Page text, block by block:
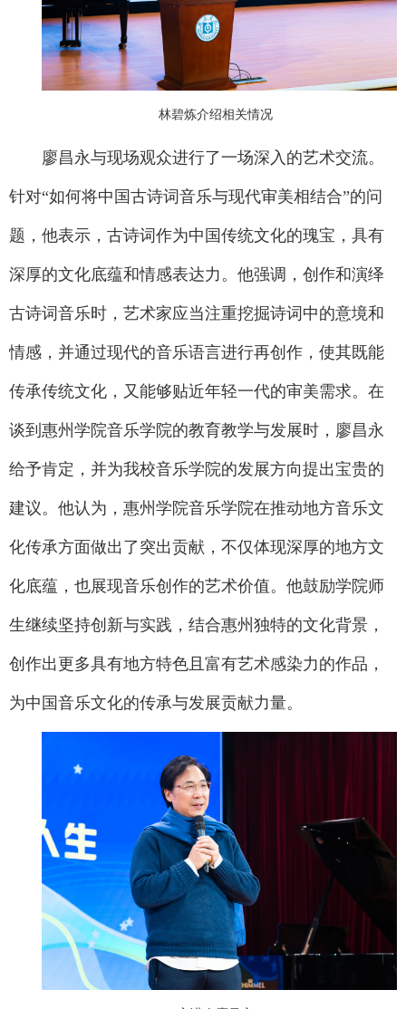
林碧炼介绍相关情况
廖昌永与现场观众进行了一场深入的艺术交流。
针对“如何将中国古诗词音乐与现代审美相结合”的问
题，他表示，古诗词作为中国传统文化的瑰宝，具有
深厚的文化底蕴和情感表达力。他强调，创作和演绎
古诗词音乐时，艺术家应当注重挖掘诗词中的意境和
情感，并通过现代的音乐语言进行再创作，使其既能
传承传统文化，又能够贴近年轻一代的审美需求。在
谈到惠州学院音乐学院的教育教学与发展时，廖昌永
给予肯定，并为我校音乐学院的发展方向提出宝贵的
建议。他认为，惠州学院音乐学院在推动地方音乐文
化传承方面做出了突出贡献，不仅体现深厚的地方文
化底蕴，也展现音乐创作的艺术价值。他鼓励学院师
生继续坚持创新与实践，结合惠州独特的文化背景，
创作出更多具有地方特色且富有艺术感染力的作品，
为中国音乐文化的传承与发展贡献力量。